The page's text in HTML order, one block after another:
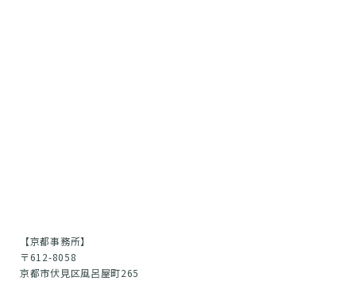
【京都事務所】
〒612-8058
京都市伏見区風呂屋町265